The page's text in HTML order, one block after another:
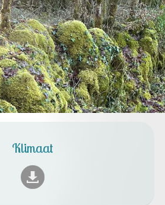
Klimaat